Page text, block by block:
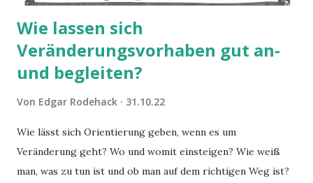
Wie lassen sich
Veränderungsvorhaben gut an-
und begleiten?
Von Edgar Rodehack 31.10.22
Wie lässt sich Orientierung geben, wenn es um
Veränderung geht? Wo und womit einsteigen? Wie weiß
man, was zu tun ist und ob man auf dem richtigen Weg ist?